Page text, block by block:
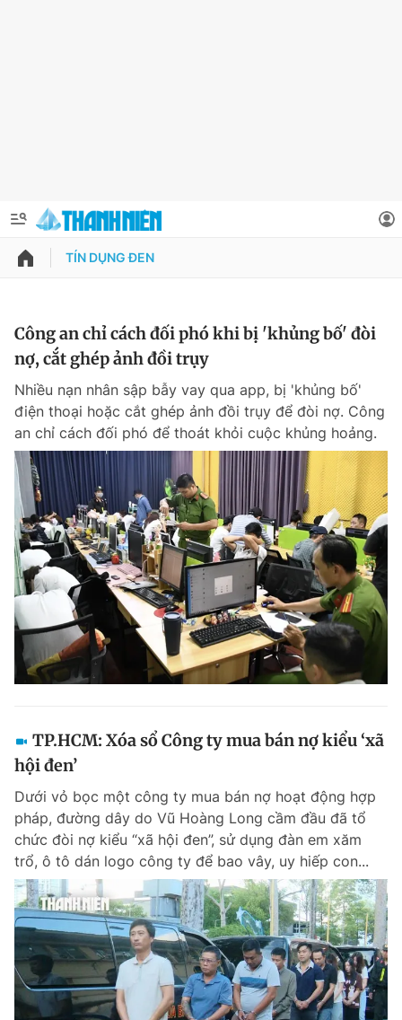
QUẢNG CÁO
Chuyên mục khác
Chào ngày mới Tin 24h
Tin thị trường Tin 360
Video Magazine
Sản phẩm khác
Tiện ích Bạn cần biết
Thông tin tòa soạn Liên hệ quảng cáo
Đọc Thanh Niên trên điện thoại
Theo dõi báo trên
Thông tin tài khoản
Đổi mật khẩu
Tin đã lưu
Tin đã xem
Đăng xuất
TÍN DỤNG ĐEN
Công an chỉ cách đối phó khi bị 'khủng bố' đòi
nợ, cắt ghép ảnh đồi trụy
Nhiều nạn nhân sập bẫy vay qua app, bị 'khủng bố'
điện thoại hoặc cắt ghép ảnh đồi trụy để đòi nợ. Công
an chỉ cách đối phó để thoát khỏi cuộc khủng hoảng.
TP.HCM: Xóa sổ Công ty mua bán nợ kiểu ‘xã
hội đen’
Dưới vỏ bọc một công ty mua bán nợ hoạt động hợp
pháp, đường dây do Vũ Hoàng Long cầm đầu đã tổ
chức đòi nợ kiểu “xã hội đen”, sử dụng đàn em xăm
trổ, ô tô dán logo công ty để bao vây, uy hiếp con...